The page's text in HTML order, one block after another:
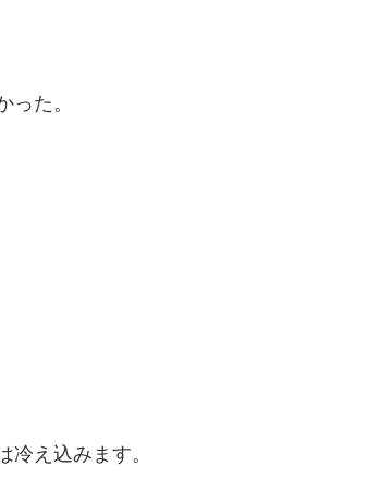
た。
え込みます。